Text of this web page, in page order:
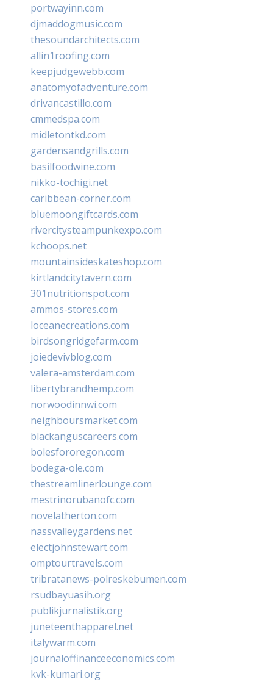
portwayinn.com
djmaddogmusic.com
thesoundarchitects.com
allin1roofing.com
keepjudgewebb.com
anatomyofadventure.com
drivancastillo.com
cmmedspa.com
midletontkd.com
gardensandgrills.com
basilfoodwine.com
nikko-tochigi.net
caribbean-corner.com
bluemoongiftcards.com
rivercitysteampunkexpo.com
kchoops.net
mountainsideskateshop.com
kirtlandcitytavern.com
301nutritionspot.com
ammos-stores.com
loceanecreations.com
birdsongridgefarm.com
joiedevivblog.com
valera-amsterdam.com
libertybrandhemp.com
norwoodinnwi.com
neighboursmarket.com
blackanguscareers.com
bolesfororegon.com
bodega-ole.com
thestreamlinerlounge.com
mestrinorubanofc.com
novelatherton.com
nassvalleygardens.net
electjohnstewart.com
omptourtravels.com
tribratanews-polreskebumen.com
rsudbayuasih.org
publikjurnalistik.org
juneteenthapparel.net
italywarm.com
journaloffinanceeconomics.com
kvk-kumari.org